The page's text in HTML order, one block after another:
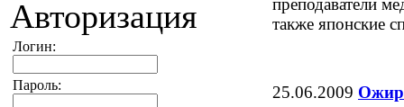
Авторизация
Логин:
Пароль:
преподаватели
также японские
25.06.2009